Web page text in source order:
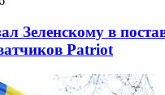
Зеленскому в
Patriot